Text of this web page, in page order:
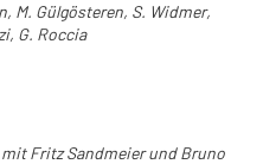
M. Gülgösteren, S. Widmer,
G. Roccia
Fritz Sandmeier und Bruno